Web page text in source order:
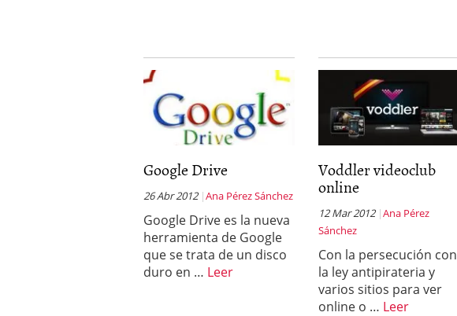
Google Drive
26 Abr 2012 Ana Pérez Sánchez
Google Drive es la nueva
herramienta de Google
que se trata de un disco
duro en … Leer
Voddler videoclub
online
12 Mar 2012 Ana Pérez
Sánchez
Con la persecución con
la ley antipirateria y
varios sitios para ver
online o … Leer